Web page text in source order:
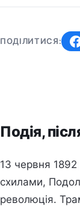
ПОДІЛИТИСЯ:
Подія,
13 червня 1892
схилами,
революція.